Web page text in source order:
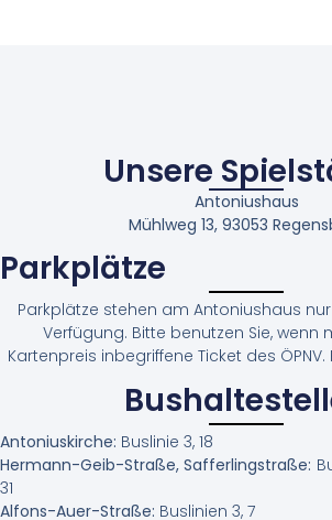
Unsere
Antoniushaus
Mühlweg 13, 93053
Parkplätze
Parkplätze stehen am Antoniushaus
Verfügung. Bitte benutzen Sie, wenn
Kartenpreis inbegriffene Ticket des
Antoniuskirche: Buslinie 3, 18
Hermann-Geib-Straße, Safferlingstraße:
31
Alfons-Auer-Straße: Buslinien 3, 7